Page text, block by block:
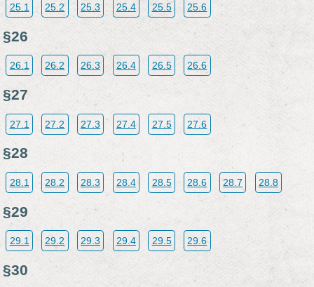
25.1 25.2 25.3 25.4 25.5 25.6
§26
26.1 26.2 26.3 26.4 26.5 26.6
§27
27.1 27.2 27.3 27.4 27.5 27.6
§28
28.1 28.2 28.3 28.4 28.5 28.6 28.7 28.8
§29
29.1 29.2 29.3 29.4 29.5 29.6
§30